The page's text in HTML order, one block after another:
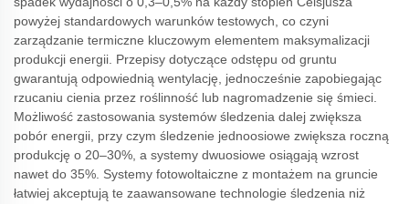
powyżej standardowych warunków testowych, co czyni
zarządzanie termiczne kluczowym elementem maksymalizacji
produkcji energii. Przepisy dotyczące odstępu od gruntu
gwarantują odpowiednią wentylację, jednocześnie zapobiegając
rzucaniu cienia przez roślinność lub nagromadzenie się śmieci.
Możliwość zastosowania systemów śledzenia dalej zwiększa
pobór energii, przy czym śledzenie jednoosiowe zwiększa roczną
produkcję o 20–30%, a systemy dwuosiowe osiągają wzrost
nawet do 35%. Systemy fotowoltaiczne z montażem na gruncie
łatwiej akceptują te zaawansowane technologie śledzenia niż